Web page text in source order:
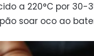
a 220°C por 30-
soar oco ao